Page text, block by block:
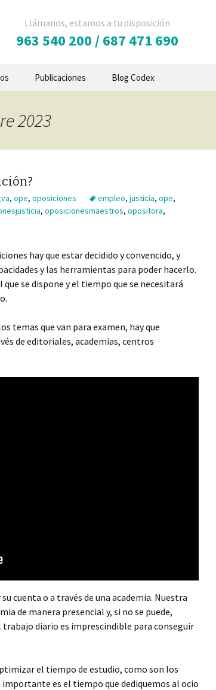
Llámanos, estamos a tu disposición
963 540 200 / 687 471 690
Publicaciones Blog Codex
2023
, ope, oposiciones empleo, justicia, ope,
, oposicionesmaestros, opositora,
hay que estar decidido y convencido, y
y las herramientas para poder hacerlo.
se dispone y el tiempo que se necesitará
temas que van para examen, hay que
de editoriales, academias, centros
cuenta o a través de una academia. Nuestra
de manera presencial y, si no se puede,
diario es imprescindible para conseguir
el tiempo de estudio, como son los
importante es el tiempo que dediquemos al ocio